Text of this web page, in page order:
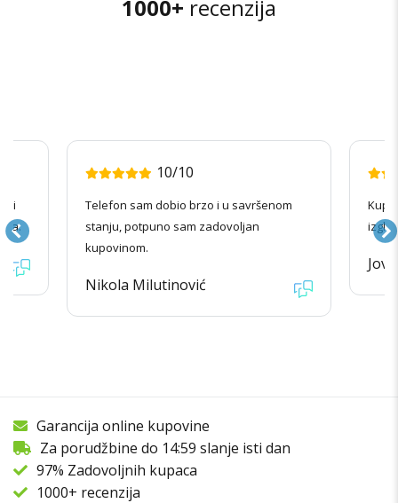
1000+ recenzija
10/10
Telefon sam dobio brzo i u savršenom
stanju, potpuno sam zadovoljan
kupovinom.
Nikola Milutinović
Garancija online kupovine
Za porudžbine do 14:59 slanje isti dan
97% Zadovoljnih kupaca
1000+ recenzija